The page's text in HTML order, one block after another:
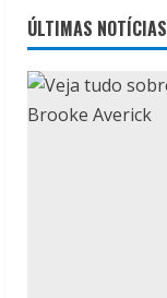
ÚLTIMAS NOTÍCIAS